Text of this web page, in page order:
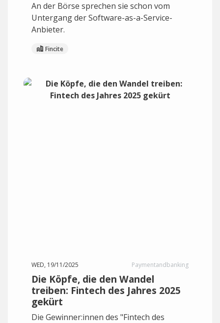
An der Börse sprechen sie schon vom
Untergang der Software-as-a-Service-
Anbieter.
Fincite
WED, 19/11/2025 Paymentandbanking
Die Köpfe, die den Wandel
treiben: Fintech des Jahres 2025
gekürt
Die Gewinner:innen des "Fintech des